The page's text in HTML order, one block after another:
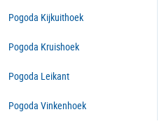
Pogoda Kijkuithoek
Pogoda Kruishoek
Pogoda Leikant
Pogoda Vinkenhoek